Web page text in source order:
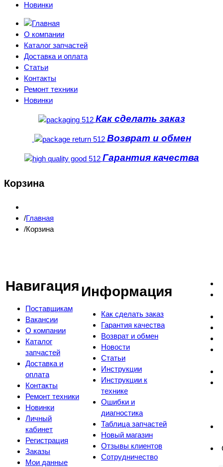
Новинки
О компании
Каталог запчастей
Доставка и оплата
Статьи
Контакты
Ремонт техники
Новинки
Как сделать заказ
Возврат и обмен
Гарантия качества
Корзина
Главная
Корзина
Навигация
Поставщикам
Вакансии
О компании
Каталог
запчастей
Доставка и
оплата
Контакты
Ремонт техники
Новинки
Личный
кабинет
Регистрация
Заказы
Мои данные
Информация
Как сделать заказ
Гарантия качества
Возврат и обмен
Новости
Статьи
Инструкции
Инструкции к
технике
Ошибки и
диагностика
Таблица запчастей
Новый магазин
Отзывы клиентов
Сотрудничество